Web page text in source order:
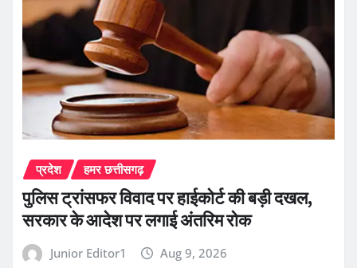
प्रदेश हमर छत्तीसगढ़
पुलिस ट्रांसफर विवाद पर हाईकोर्ट की बड़ी दखल,
सरकार के आदेश पर लगाई अंतरिम रोक
Junior Editor1 Aug 9, 2026